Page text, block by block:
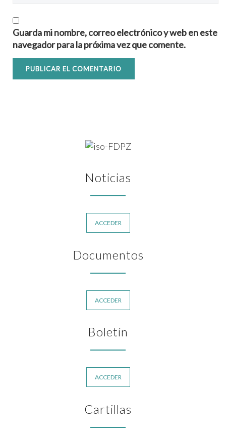
Guarda mi nombre, correo electrónico y web en este
navegador para la próxima vez que comente.
Noticias
ACCEDER
Documentos
ACCEDER
Boletín
ACCEDER
Cartillas